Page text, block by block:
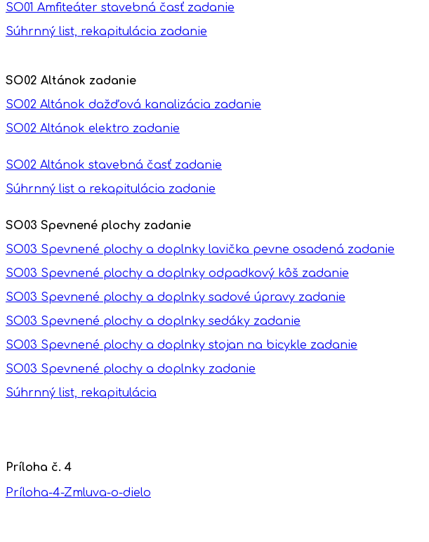
SO01 Amfiteáter stavebná časť zadanie
Súhrnný list, rekapitulácia zadanie
SO02 Altánok zadanie
SO02 Altánok dažďová kanalizácia zadanie
SO02 Altánok elektro zadanie
SO02 Altánok stavebná časť zadanie
Súhrnný list a rekapitulácia zadanie
SO03 Spevnené plochy zadanie
SO03 Spevnené plochy a doplnky lavička pevne osadená zadanie
SO03 Spevnené plochy a doplnky odpadkový kôš zadanie
SO03 Spevnené plochy a doplnky sadové úpravy zadanie
SO03 Spevnené plochy a doplnky sedáky zadanie
SO03 Spevnené plochy a doplnky stojan na bicykle zadanie
SO03 Spevnené plochy a doplnky zadanie
Súhrnný list, rekapitulácia
Príloha č. 4
Príloha-4-Zmluva-o-dielo